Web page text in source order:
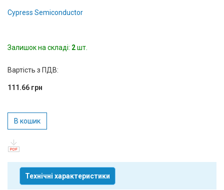
Контакти
Доставка
Підтримка
Cypress Semiconductor
Залишок на складі: 2шт.
Вартість з ПДВ:
111.66 грн
В кошик
Технічні характеристики